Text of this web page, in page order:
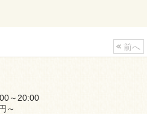
前へ
～20:00
～